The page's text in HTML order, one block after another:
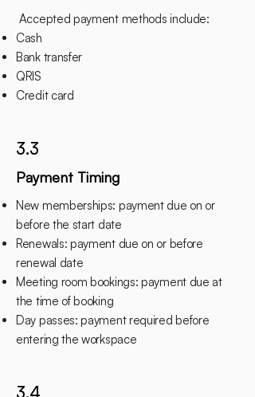
Accepted payment methods include:
Cash
Bank transfer
QRIS
Credit card
3.3
Payment Timing
New memberships: payment due on or
before the start date
Renewals: payment due on or before
renewal date
Meeting room bookings: payment due at
the time of booking
Day passes: payment required before
entering the workspace
3.4